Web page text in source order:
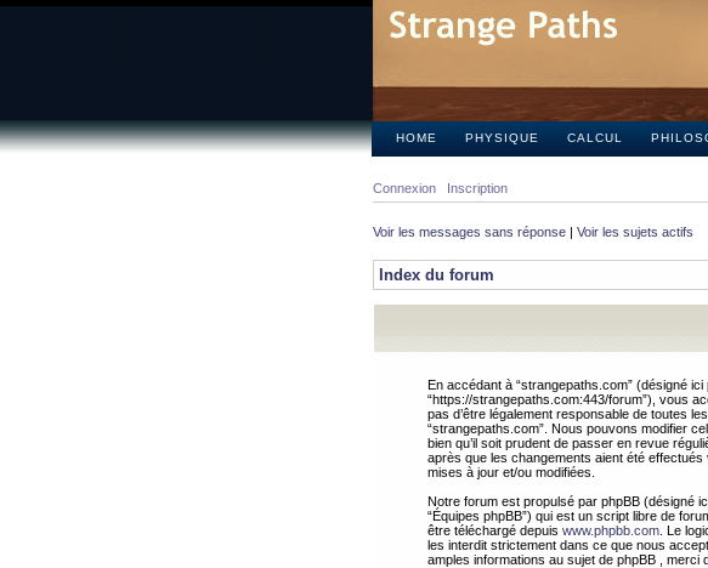
HOME PHYSIQUE CALCUL
Connexion Inscription
Voir les messages sans réponse | Voir les sujets actifs
Index du forum
En accédant à “strangepaths.com” (désigné ici
“https://strangepaths.com:443/forum”), vous
pas d’être légalement responsable de toutes
“strangepaths.com”. Nous pouvons modifier
bien qu’il soit prudent de passer en revue
après que les changements aient été effectués
mises à jour et/ou modifiées.
Notre forum est propulsé par phpBB (désigné ici
“Équipes phpBB”) qui est un script libre de
être téléchargé depuis www.phpbb.com . Le
les interdit strictement dans ce que nous
amples informations au sujet de phpBB , merci